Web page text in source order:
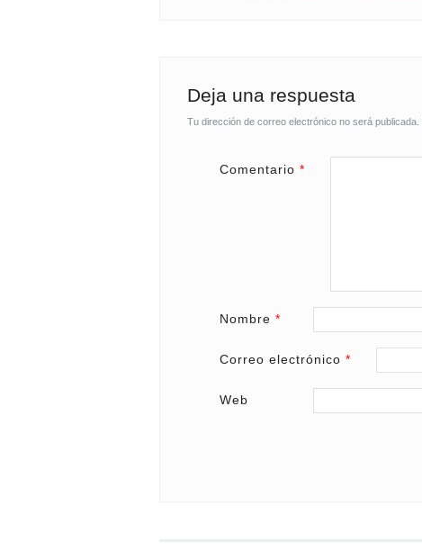
Deja una respuesta
Tu dirección de correo electrónico no será publicada.
Comentario*
Nombre*
Correo electrónico*
Web